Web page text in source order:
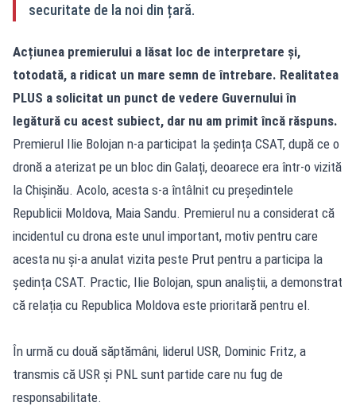
securitate de la noi din țară.
Acțiunea premierului a lăsat loc de interpretare și,
totodată, a ridicat un mare semn de întrebare. Realitatea
PLUS a solicitat un punct de vedere Guvernului în
legătură cu acest subiect, dar nu am primit încă răspuns.
Premierul Ilie Bolojan n-a participat la ședința CSAT, după ce o
dronă a aterizat pe un bloc din Galați, deoarece era într-o vizită
la Chișinău. Acolo, acesta s-a întâlnit cu președintele
Republicii Moldova, Maia Sandu. Premierul nu a considerat că
incidentul cu drona este unul important, motiv pentru care
acesta nu și-a anulat vizita peste Prut pentru a participa la
ședința CSAT. Practic, Ilie Bolojan, spun analiștii, a demonstrat
că relația cu Republica Moldova este prioritară pentru el.
În urmă cu două săptămâni, liderul USR, Dominic Fritz, a
transmis că USR și PNL sunt partide care nu fug de
responsabilitate.